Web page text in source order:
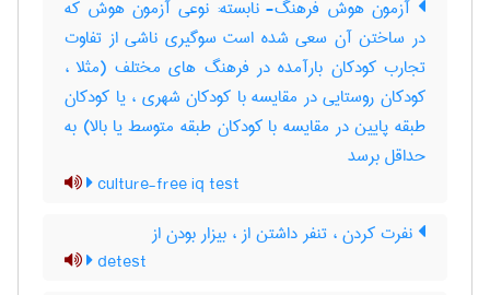
آزمون هوش فرهنگ- نابسته: نوعی آزمون هوش که
در ساختن آن سعی شده است سوگیری ناشی از تفاوت
تجارب کودکان بارآمده در فرهنگ های مختلف (مثلا ،
کودکان روستایی در مقایسه با کودکان شهری ، یا کودکان
طبقه پایین در مقایسه با کودکان طبقه متوسط یا بالا) به
حداقل برسد
culture-free iq test
نفرت کردن ، تنفر داشتن از ، بیزار بودن از
detest